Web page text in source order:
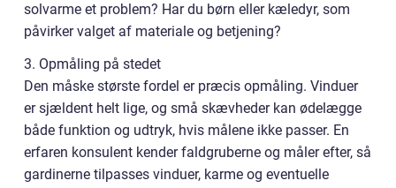
solvarme et problem? Har du børn eller kæledyr, som
påvirker valget af materiale og betjening?
3. Opmåling på stedet
Den måske største fordel er præcis opmåling. Vinduer
er sjældent helt lige, og små skævheder kan ødelægge
både funktion og udtryk, hvis målene ikke passer. En
erfaren konsulent kender faldgruberne og måler efter, så
gardinerne tilpasses vinduer, karme og eventuelle